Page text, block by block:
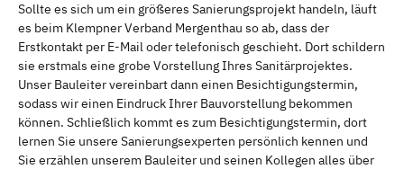
Sollte es sich um ein größeres Sanierungsprojekt handeln, läuft
es beim Klempner Verband Mergenthau so ab, dass der
Erstkontakt per E-Mail oder telefonisch geschieht. Dort schildern
sie erstmals eine grobe Vorstellung Ihres Sanitärprojektes.
Unser Bauleiter vereinbart dann einen Besichtigungstermin,
sodass wir einen Eindruck Ihrer Bauvorstellung bekommen
können. Schließlich kommt es zum Besichtigungstermin, dort
lernen Sie unsere Sanierungsexperten persönlich kennen und
Sie erzählen unserem Bauleiter und seinen Kollegen alles über